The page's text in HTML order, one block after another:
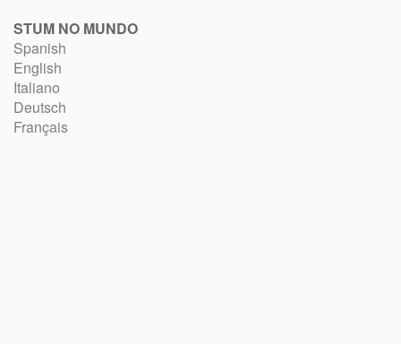
STUM NO MUNDO
Spanish
English
Italiano
Deutsch
Français